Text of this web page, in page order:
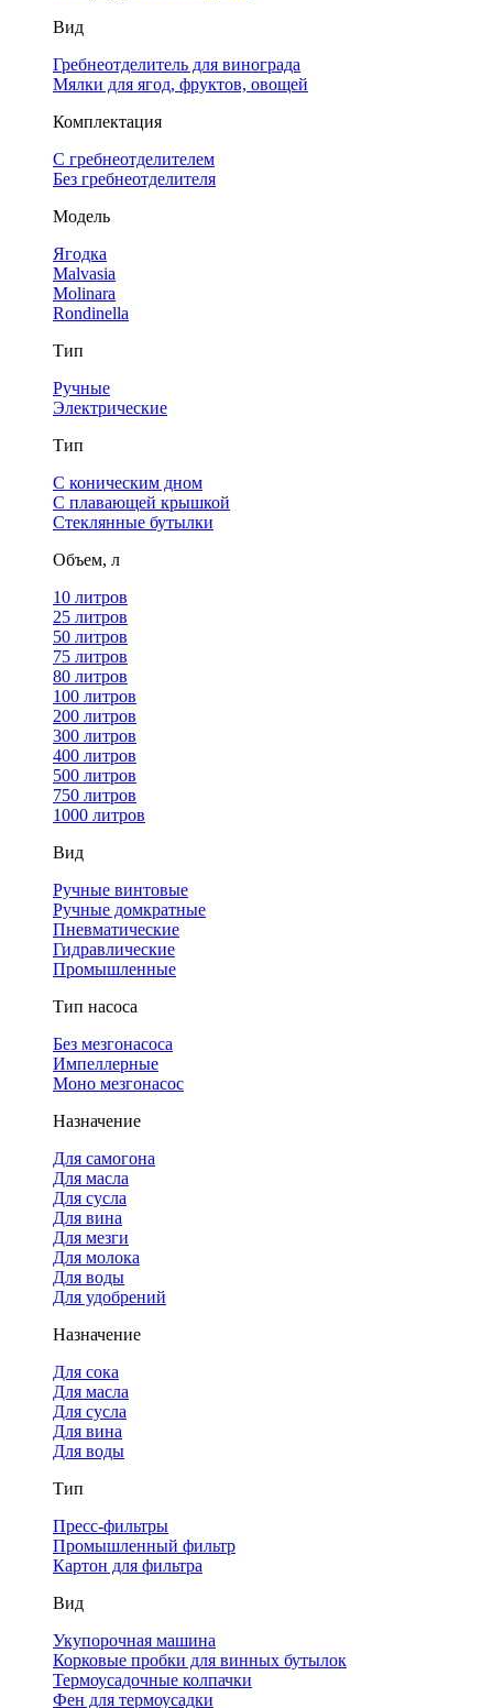
Вид
Гребнеотделитель для винограда
Мялки для ягод, фруктов, овощей
Комплектация
С гребнеотделителем
Без гребнеотделителя
Модель
Ягодка
Malvasia
Molinara
Rondinella
Тип
Ручные
Электрические
Тип
С коническим дном
С плавающей крышкой
Стеклянные бутылки
Объем, л
10 литров
25 литров
50 литров
75 литров
80 литров
100 литров
200 литров
300 литров
400 литров
500 литров
750 литров
1000 литров
Вид
Ручные винтовые
Ручные домкратные
Пневматические
Гидравлические
Промышленные
Тип насоса
Без мезгонасоса
Импеллерные
Моно мезгонасос
Назначение
Для самогона
Для масла
Для сусла
Для вина
Для мезги
Для молока
Для воды
Для удобрений
Назначение
Для сока
Для масла
Для сусла
Для вина
Для воды
Тип
Пресс-фильтры
Промышленный фильтр
Картон для фильтра
Вид
Укупорочная машина
Корковые пробки для винных бутылок
Термоусадочные колпачки
Фен для термоусадки